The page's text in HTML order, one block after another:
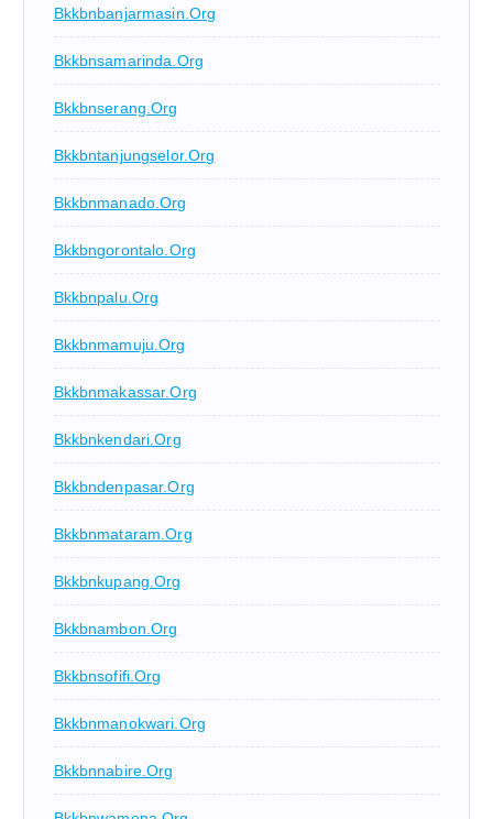
Bkkbnbanjarmasin.org
Bkkbnsamarinda.org
Bkkbnserang.org
Bkkbntanjungselor.org
Bkkbnmanado.org
Bkkbngorontalo.org
Bkkbnpalu.org
Bkkbnmamuju.org
Bkkbnmakassar.org
Bkkbnkendari.org
Bkkbndenpasar.org
Bkkbnmataram.org
Bkkbnkupang.org
Bkkbnambon.org
Bkkbnsofifi.org
Bkkbnmanokwari.org
Bkkbnnabire.org